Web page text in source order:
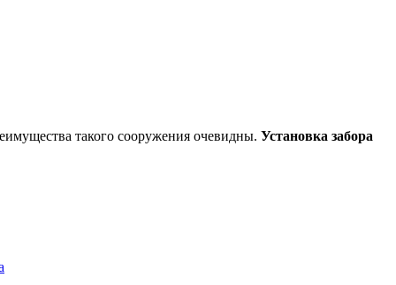
такого сооружения очевидны. Установка забора